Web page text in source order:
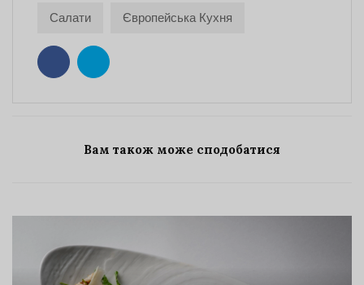
Салати Європейська Кухня
Вам також може сподобатися